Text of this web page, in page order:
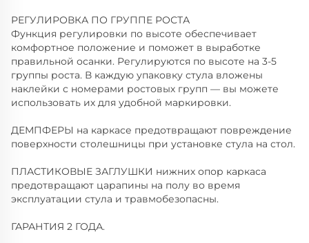
РЕГУЛИРОВКА ПО ГРУППЕ РОСТА
Функция регулировки по высоте обеспечивает
комфортное положение и поможет в выработке
правильной осанки. Регулируются по высоте на 3-5
группы роста. В каждую упаковку стула вложены
наклейки с номерами ростовых групп — вы можете
использовать их для удобной маркировки.
ДЕМПФЕРЫ на каркасе предотвращают повреждение
поверхности столешницы при установке стула на стол.
ПЛАСТИКОВЫЕ ЗАГЛУШКИ нижних опор каркаса
предотвращают царапины на полу во время
эксплуатации стула и травмобезопасны.
ГАРАНТИЯ 2 ГОДА.